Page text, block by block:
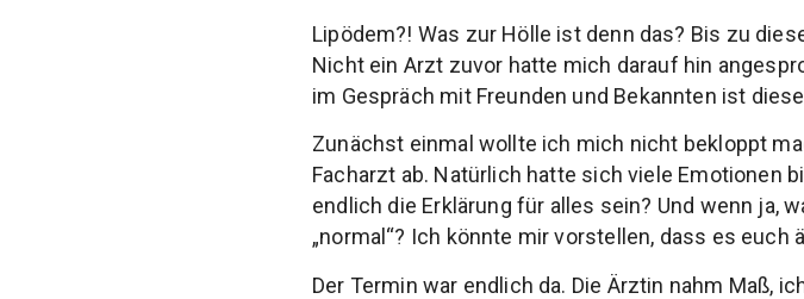
Lipödem?! Was zur Hölle ist denn das? Bis zu
Nicht ein Arzt zuvor hatte mich darauf hin
im Gespräch mit Freunden und Bekannten ist
Zunächst einmal wollte ich mich nicht bekloppt
Facharzt ab. Natürlich hatte sich viele Emotionen
endlich die Erklärung für alles sein? Und wenn ja,
„normal“? Ich könnte mir vorstellen, dass es
Der Termin war endlich da. Die Ärztin nahm Maß,